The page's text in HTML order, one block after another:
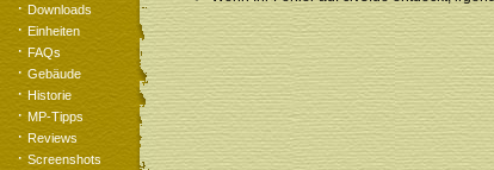
· Downloads
· Einheiten
· FAQs
· Gebäude
· Historie
· MP-Tipps
· Reviews
· Screenshots